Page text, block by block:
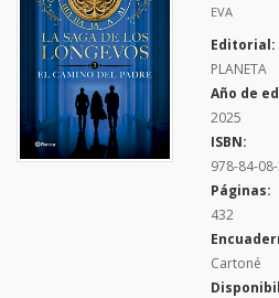
EVA
Editorial:
PLANETA
Año de
2025
ISBN:
978-84-
Páginas:
432
Cartoné